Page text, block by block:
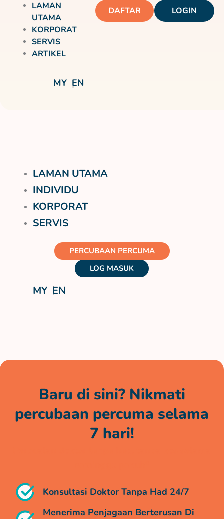
LAMAN
UTAMA
KORPORAT
SERVIS
ARTIKEL
DAFTAR LOGIN
MY EN
LAMAN UTAMA
INDIVIDU
KORPORAT
SERVIS
PERCUBAAN PERCUMA
LOG MASUK
MY EN
Baru di sini? Nikmati
percubaan percuma selama
7 hari!
Konsultasi Doktor Tanpa Had 24/7
Menerima Penjagaan Berterusan Di